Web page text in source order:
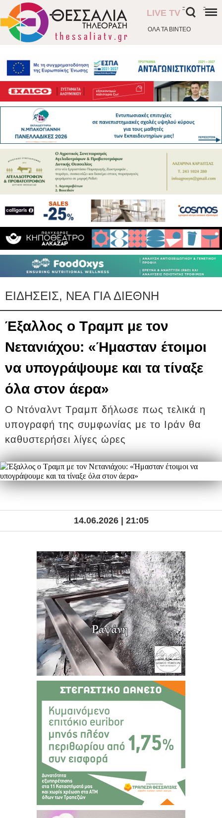
ΟΛΑ ΤΑ ΒΙΝΤΕΟ
LIVE TV
- -
ΕΙΔΗΣΕΙΣ, ΝΕΑ ΓΙΑ ΔΙΕΘΝΗ
Έξαλλος ο Τραμπ με τον
Νετανιάχου: «Ήμασταν έτοιμοι
να υπογράψουμε και τα τίναξε
όλα στον άερα»
Ο Ντόναλντ Τραμπ δήλωσε πως τελικά η
υπογραφή της συμφωνίας με το Ιράν θα
καθυστερήσει λίγες ώρες
14.06.2026 | 21:05